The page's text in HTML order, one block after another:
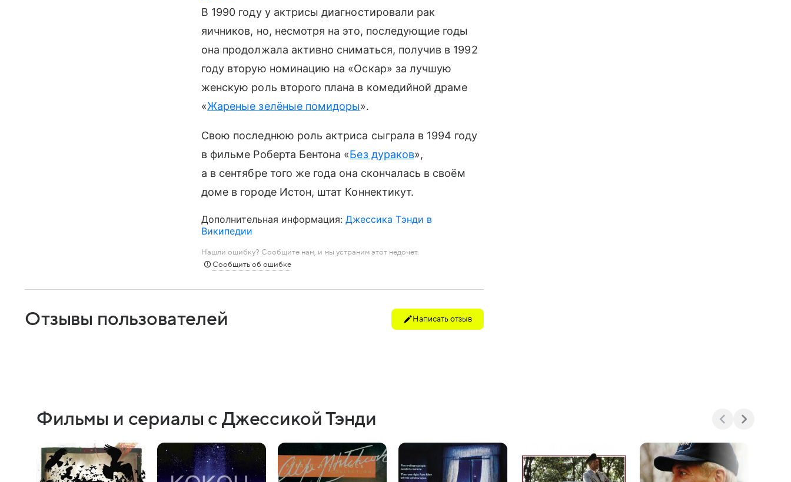
В 1990 году у актрисы диагностировали рак
яичников, но, несмотря на это, последующие годы
она продолжала активно сниматься, получив в 1992
году вторую номинацию на «Оскар» за лучшую
женскую роль второго плана в комедийной драме
«Жареные зелёные помидоры».
Свою последнюю роль актриса сыграла в 1994 году
в фильме Роберта Бентона «Без дураков»,
а в сентябре того же года она скончалась в своём
доме в городе Истон, штат Коннектикут.
Дополнительная информация: Джессика Тэнди в
Википедии
Нашли ошибку? Сообщите нам, и мы устраним этот недочет.
Сообщить об ошибке
Отзывы пользователей Написать отзыв
Фильмы и сериалы с Джессикой Тэнди